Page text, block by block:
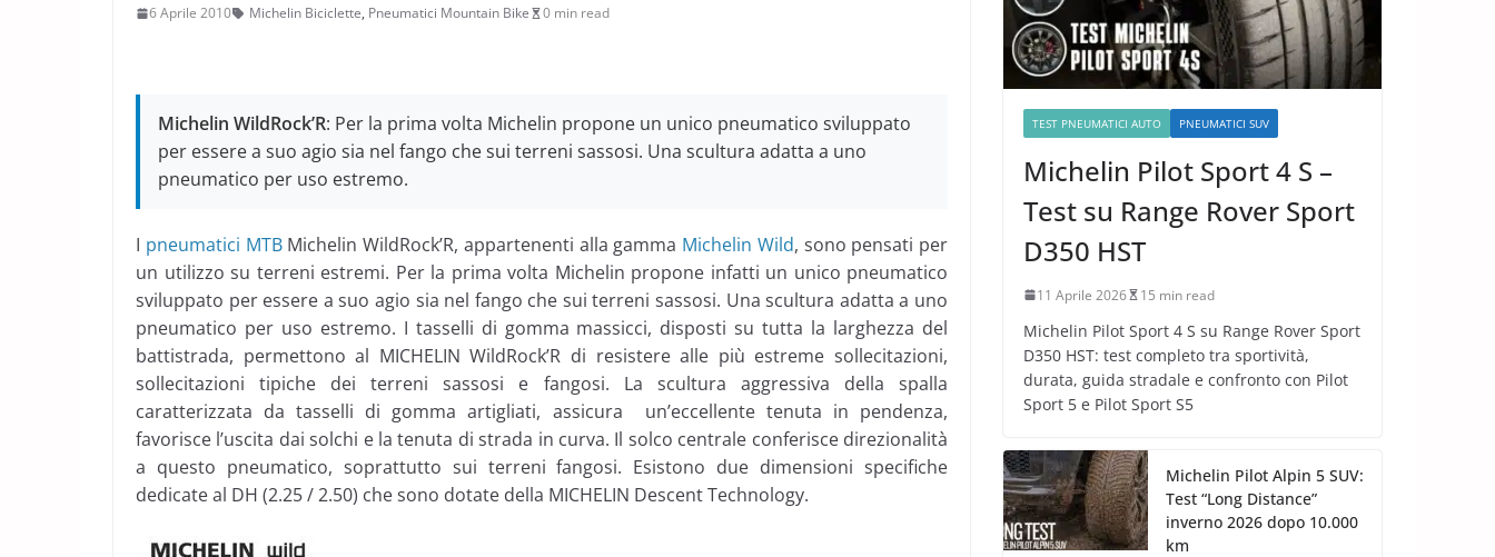
6 Aprile 2010 Michelin Biciclette, Pneumatici Mountain Bike 0 min read
Michelin WildRock’R: Per la prima volta Michelin propone un unico pneumatico sviluppato
per essere a suo agio sia nel fango che sui terreni sassosi. Una scultura adatta a uno
pneumatico per uso estremo.
I pneumatici MTBMichelin WildRock’R, appartenenti alla gamma Michelin Wild, sono pensati per
un utilizzo su terreni estremi. Per la prima volta Michelin propone infatti un unico pneumatico
sviluppato per essere a suo agio sia nel fango che sui terreni sassosi. Una scultura adatta a uno
pneumatico per uso estremo. I tasselli di gomma massicci, disposti su tutta la larghezza del
battistrada, permettono al MICHELIN WildRock’R di resistere alle più estreme sollecitazioni,
sollecitazioni tipiche dei terreni sassosi e fangosi. La scultura aggressiva della spalla
caratterizzata da tasselli di gomma artigliati, assicura un’eccellente tenuta in pendenza,
favorisce l’uscita dai solchi e la tenuta di strada in curva. Il solco centrale conferisce direzionalità
a questo pneumatico, soprattutto sui terreni fangosi. Esistono due dimensioni specifiche
dedicate al DH (2.25 / 2.50) che sono dotate della MICHELIN Descent Technology.
TEST PNEUMATICI AUTO PNEUMATICI SUV
Michelin Pilot Sport 4 S –
Test su Range Rover Sport
D350 HST
11 Aprile 2026 15 min read
Michelin Pilot Sport 4 S su Range Rover Sport
D350 HST: test completo tra sportività,
durata, guida stradale e confronto con Pilot
Sport 5 e Pilot Sport S5
Michelin Pilot Alpin 5 SUV:
Test “Long Distance”
inverno 2026 dopo 10.000
km